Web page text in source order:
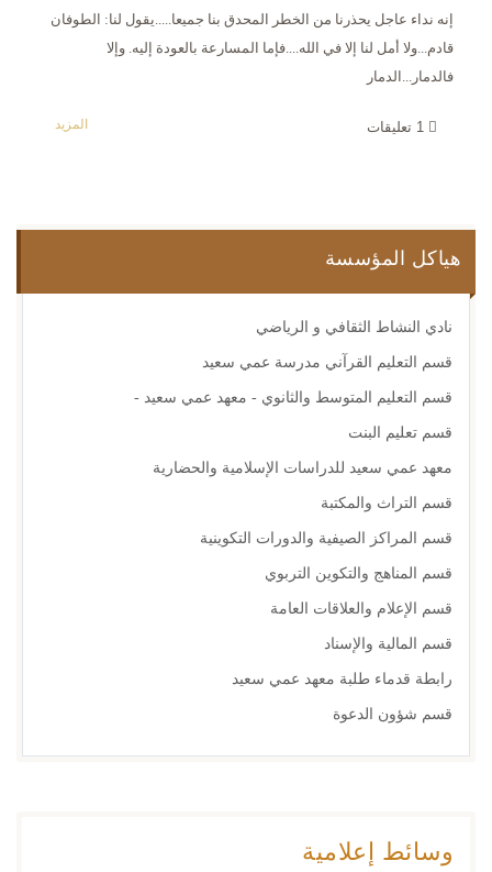
إنه نداء عاجل يحذرنا من الخطر المحدق بنا جميعا.....يقول لنا: الطوفان
قادم...ولا أمل لنا إلا في الله....فإما المسارعة بالعودة إليه. وإلا
فالدمار...الدمار
المزيد 1 تعليقات
هياكل المؤسسة
نادي النشاط الثقافي و الرياضي
قسم التعليم القرآني مدرسة عمي سعيد
قسم التعليم المتوسط والثانوي - معهد عمي سعيد -
قسم تعليم البنت
معهد عمي سعيد للدراسات الإسلامية والحضارية
قسم التراث والمكتبة
قسم المراكز الصيفية والدورات التكوينية
قسم المناهج والتكوين التربوي
قسم الإعلام والعلاقات العامة
قسم المالية والإسناد
رابطة قدماء طلبة معهد عمي سعيد
قسم شؤون الدعوة
وسائط إعلامية